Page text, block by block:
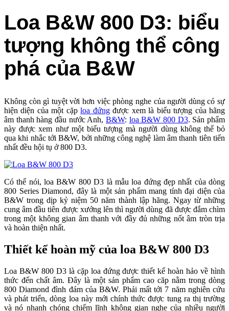
Loa B&W 800 D3: biểu
tượng không thể công
phá của B&W
Không còn gì tuyệt vời hơn việc phòng nghe của người dùng có sự
hiện diện của một cặploa đứngđược xem là biểu tượng của hãng
âm thanh hàng đầu nước Anh, B&W: loa B&W 800 D3. Sản phẩm
này được xem như một biểu tượng mà người dùng không thể bỏ
qua khi nhắc tới B&W, bởi những công nghệ làm âm thanh tiên tiến
nhất đều hội tụ ở 800 D3.
Có thể nói, loa B&W 800 D3 là mẫu loa đứng đẹp nhất của dòng
800 Series Diamond, đây là một sản phẩm mang tính đại diện của
B&W trong dịp kỷ niệm 50 năm thành lập hãng. Ngay từ những
cung âm đầu tiên được xướng lên thì người dùng đã được đắm chìm
trong một không gian âm thanh với đầy đủ những nốt âm tròn trịa
và hoàn thiện nhất.
Thiết kế hoàn mỹ của loa B&W 800 D3
Loa B&W 800 D3 là cặp loa đứng được thiết kế hoàn hảo về hình
thức đến chất âm. Đây là một sản phẩm cao căp nằm trong dòng
800 Diamond đình đám của B&W. Phải mất tới 7 năm nghiên cứu
và phát triển, dòng loa này mới chính thức được tung ra thị trường
và nó nhanh chóng chiếm lĩnh không gian nghe của nhiều người